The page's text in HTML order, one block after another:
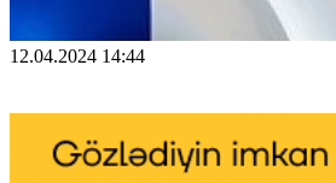
12.04.2024 14:44